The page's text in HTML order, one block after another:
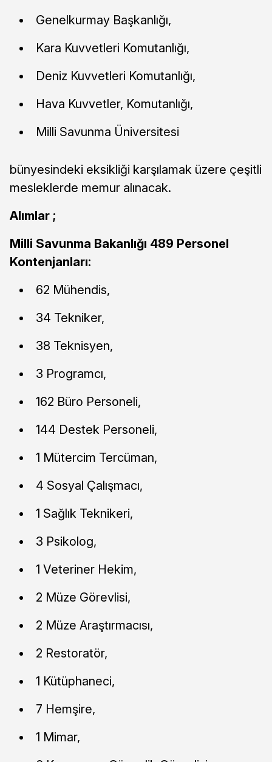
Genelkurmay Başkanlığı,
Kara Kuvvetleri Komutanlığı,
Deniz Kuvvetleri Komutanlığı,
Hava Kuvvetler, Komutanlığı,
Milli Savunma Üniversitesi
bünyesindeki eksikliği karşılamak üzere çeşitli
mesleklerde memur alınacak.
Alımlar ;
Milli Savunma Bakanlığı 489 Personel
Kontenjanları:
62 Mühendis,
34 Tekniker,
38 Teknisyen,
3 Programcı,
162 Büro Personeli,
144 Destek Personeli,
1 Mütercim Tercüman,
4 Sosyal Çalışmacı,
1 Sağlık Teknikeri,
3 Psikolog,
1 Veteriner Hekim,
2 Müze Görevlisi,
2 Müze Araştırmacısı,
2 Restoratör,
1 Kütüphaneci,
7 Hemşire,
1 Mimar,